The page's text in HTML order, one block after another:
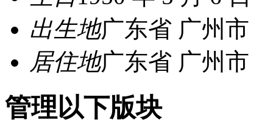
出生地广东省 广州市
居住地广东省 广州市
管理以下版块